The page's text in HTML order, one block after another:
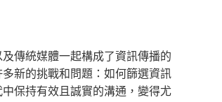
傳統媒體一起構成了資訊傳播的
新的挑戰和問題：如何篩選資訊
保持有效且誠實的溝通，變得尤